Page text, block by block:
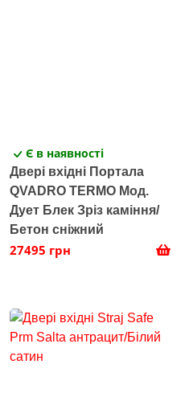
Є в наявності
Двері вхідні Портала
QVADRO TERMO Мод.
Дует Блек Зріз каміння/
Бетон сніжний
27495 грн